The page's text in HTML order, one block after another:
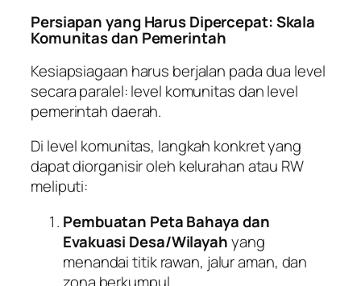
Persiapan yang Harus Dipercepat: Skala
Komunitas dan Pemerintah
Kesiapsiagaan harus berjalan pada dua level
secara paralel: level komunitas dan level
pemerintah daerah.
Di level komunitas, langkah konkret yang
dapat diorganisir oleh kelurahan atau RW
meliputi:
Pembuatan Peta Bahaya dan
Evakuasi Desa/Wilayahyang
menandai titik rawan, jalur aman, dan